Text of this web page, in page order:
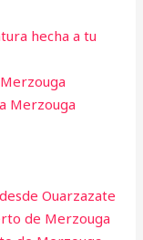
hecha a tu
Merzouga
Ouarzazate
de Merzouga